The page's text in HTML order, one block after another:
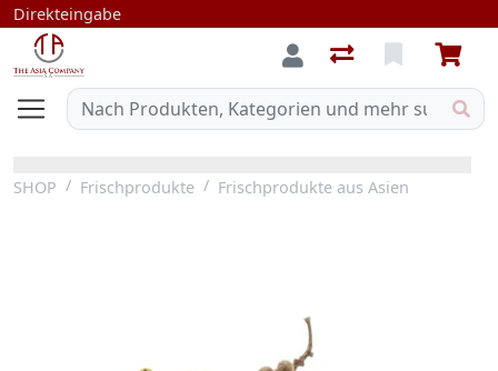
Direkteingabe
SHOP Frischprodukte Frischprodukte aus Asien